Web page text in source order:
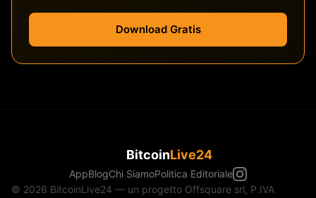
Download Gratis
BitcoinLive24
AppBlogChi SiamoPolitica Editoriale
© 2026 BitcoinLive24 — un progetto Offsquare srl, P.IVA